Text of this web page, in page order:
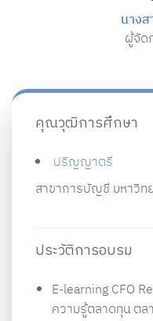
นาง
ผู้จัด
คุณวุฒิการศึกษา
ปริญญาตรี
สาขาการบัญชี มหาวิท
ประวัติการอบรม
E-learning CFO
ความรู้ตลาดทุน ตล